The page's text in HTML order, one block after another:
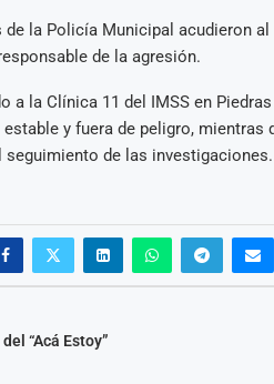
la Policía Municipal acudieron
de la agresión.
a la Clínica 11 del IMSS en
y fuera de peligro,
seguimiento de las investigaciones.
“Acá Estoy”